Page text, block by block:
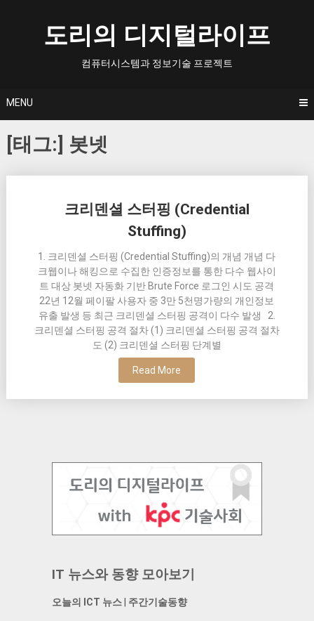
도리의 디지털라이프
컴퓨터시스템과 정보기술 프로젝트
MENU
[태그:] 봇넷
크리덴셜 스터핑 (Credential
Stuffing)
1. 크리덴셜 스터핑 (Credential Stuffing)의 개념 개념 다
크웹이나 해킹으로 수집한 인증정보를 통한 다수 웹사이
트 대상 봇넷 자동화 기반 Brute Force 로그인 시도 공격
22년 12월 페이팔 사용자 중 3만 5천명가량의 개인정보
유출 발생 등 최근 크리덴셜 스터핑 공격이 다수 발생 2.
크리덴셜 스터핑 공격 절차 (1) 크리덴셜 스터핑 공격 절차
도 (2) 크리덴셜 스터핑 단계별
Read More
navigation
IT 뉴스와 동향 모아보기
오늘의 ICT 뉴스| 주간기술동향